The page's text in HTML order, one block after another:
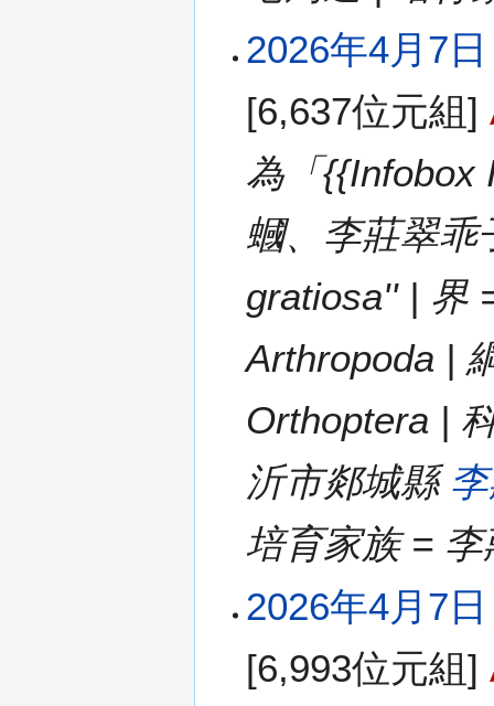
2026年4月7
[6,637位元組]
為「{{Infobox
蟈、李莊翠乖
gratiosa'' | 界
Arthropoda |
Orthoptera |
沂市郯城縣
培育家族 =
2026年4月7
[6,993位元組]